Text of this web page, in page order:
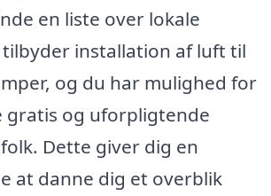
en liste over lokale
installation af luft til
og du har mulighed for
gratis og uforpligtende
Dette giver dig en
at danne dig et overblik